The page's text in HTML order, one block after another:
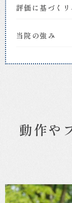
テ
ー
シ
ョ
ン
科
評価に基づくリ
当院の強み
動作や